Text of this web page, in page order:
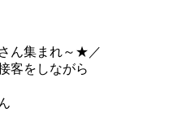
ん集まれ～★／
客をしながら